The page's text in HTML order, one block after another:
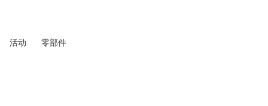
活动 零部件